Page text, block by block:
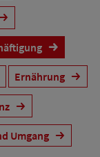
Ernährung
Umgang